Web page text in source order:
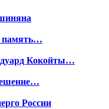
память…
Кокойты…
России